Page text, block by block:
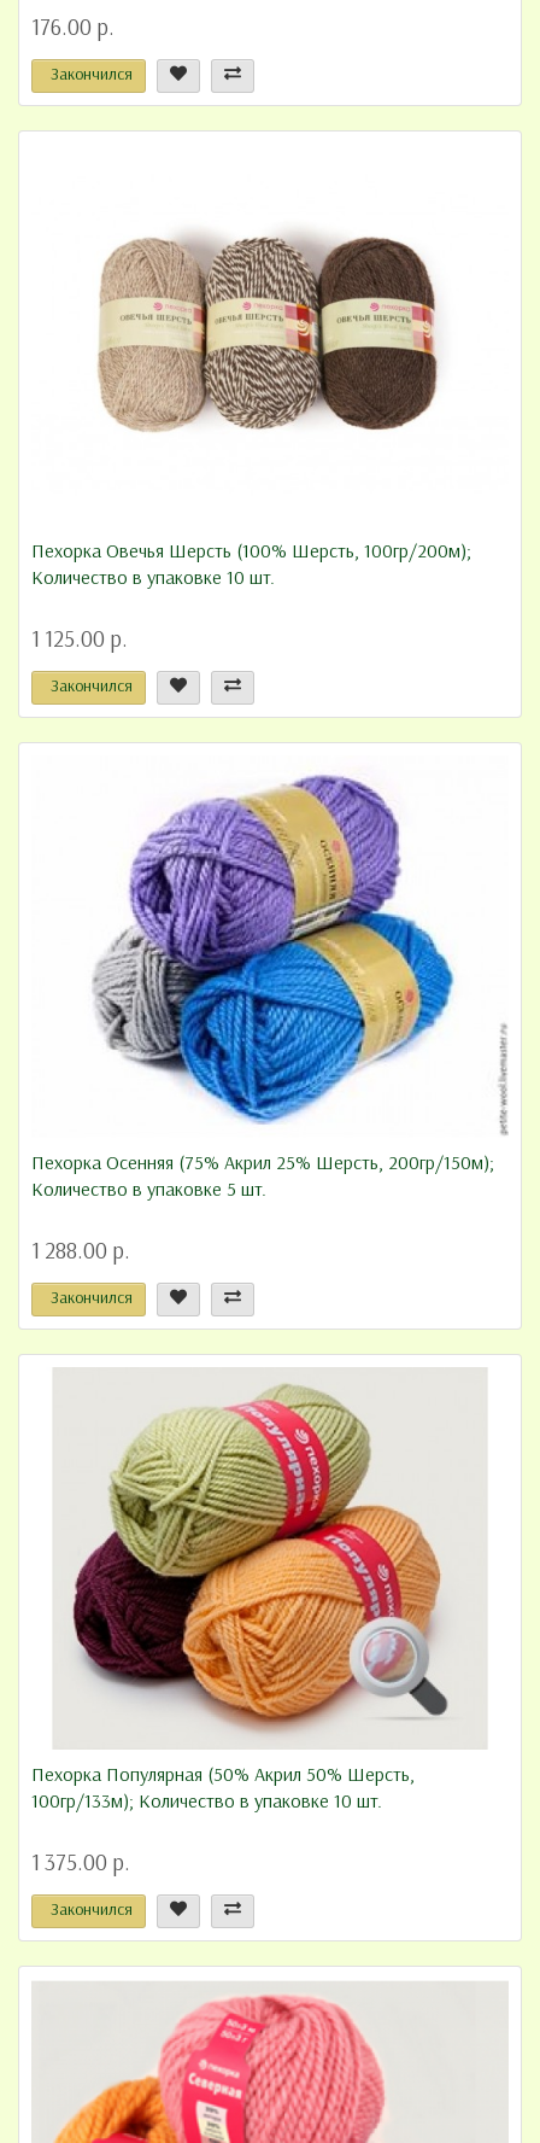
176.00 р.
Закончился
Пехорка Овечья Шерсть (100% Шерсть, 100гр/200м);
Количество в упаковке 10 шт.
1 125.00 р.
Закончился
Пехорка Осенняя (75% Акрил 25% Шерсть, 200гр/150м);
Количество в упаковке 5 шт.
1 288.00 р.
Закончился
Пехорка Популярная (50% Акрил 50% Шерсть,
100гр/133м); Количество в упаковке 10 шт.
1 375.00 р.
Закончился